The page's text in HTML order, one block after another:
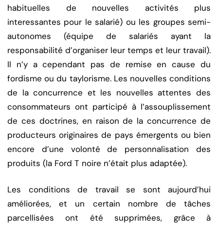
habituelles de nouvelles activités plus
interessantes pour le salarié) ou les groupes semi-
autonomes (équipe de salariés ayant la
responsabilité d’organiser leur temps et leur travail).
Il n’y a cependant pas de remise en cause du
fordisme ou du taylorisme. Les nouvelles conditions
de la concurrence et les nouvelles attentes des
consommateurs ont participé à l’assouplissement
de ces doctrines, en raison de la concurrence de
producteurs originaires de pays émergents ou bien
encore d’une volonté de personnalisation des
produits (la Ford T noire n’était plus adaptée).
Les conditions de travail se sont aujourd’hui
améliorées, et un certain nombre de tâches
parcellisées ont été supprimées, grâce à